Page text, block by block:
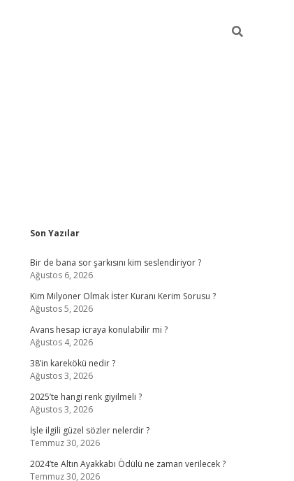
Sidebar
Son Yazılar
Bir de bana sor şarkısını kim seslendiriyor ?
Ağustos 6, 2026
Kim Milyoner Olmak İster Kuranı Kerim Sorusu ?
Ağustos 5, 2026
Avans hesap icraya konulabilir mi ?
Ağustos 4, 2026
38’in karekökü nedir ?
Ağustos 3, 2026
2025’te hangi renk giyilmeli ?
Ağustos 3, 2026
İşle ilgili güzel sözler nelerdir ?
Temmuz 30, 2026
2024’te Altın Ayakkabı Ödülü ne zaman verilecek ?
Temmuz 30, 2026